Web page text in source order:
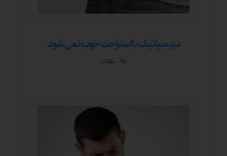
درد سیاتیک با استراحت خوب نمی شود
مقالات